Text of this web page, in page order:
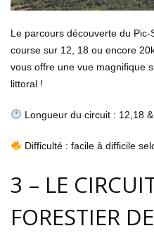
Le parcours découverte du
course sur 12, 18 ou encore
vous offre une vue magnifique
littoral !
Longueur du circuit : 12,18
Difficulté : facile à difficile
3 – LE
FORESTIER